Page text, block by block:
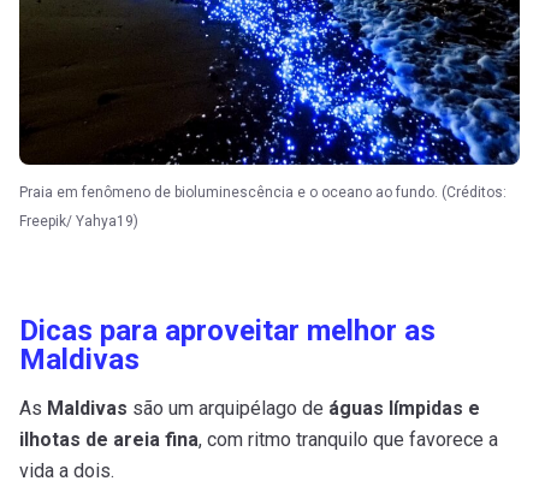
Praia em fenômeno de bioluminescência e o oceano ao fundo. (Créditos:
Freepik/ Yahya19)
Dicas para aproveitar melhor as
Maldivas
As Maldivas são um arquipélago de águas límpidas e
ilhotas de areia fina, com ritmo tranquilo que favorece a
vida a dois.